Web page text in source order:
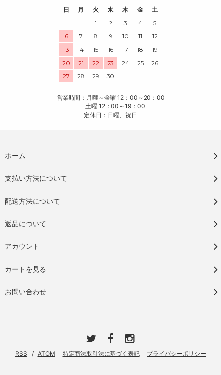
日
月 火 水 木 金
土
1
2 3 4
5
6
7 8 9 10 11
12
13
14 15 16 17 18
19
20
21 22 23 24 25
26
27
28 29 30
営業時間：月曜～金曜 12：00～20：00
土曜 12：00～19：00
定休日：日曜、祝日
ホーム
支払い方法について
配送方法について
返品について
アカウント
カートを見る
お問い合わせ
RSS / ATOM 特定商法取引法に基づく表記 プライバシーポリシー